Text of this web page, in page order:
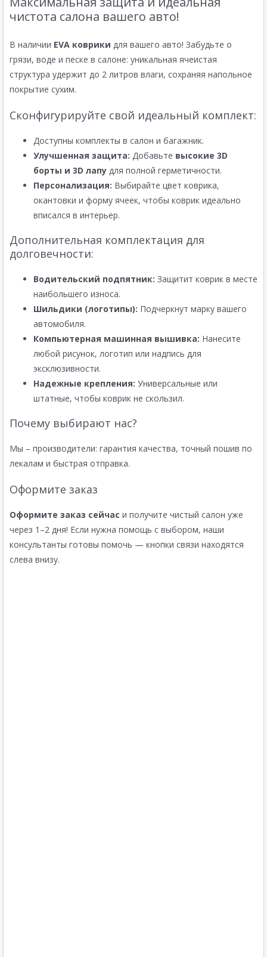
чистота салона вашего авто!
В наличии EVA коврики для вашего авто! Забудьте о
грязи, воде и песке в салоне: уникальная ячеистая
структура удержит до 2 литров влаги, сохраняя напольное
покрытие сухим.
Сконфигурируйте свой идеальный комплект:
Доступны комплекты в салон и багажник.
Улучшенная защита: Добавьте высокие 3D
борты и 3D лапу для полной герметичности.
Персонализация: Выбирайте цвет коврика,
окантовки и форму ячеек, чтобы коврик идеально
вписался в интерьер.
Дополнительная комплектация для
долговечности:
Водительский подпятник: Защитит коврик в месте
наибольшего износа.
Шильдики (логотипы): Подчеркнут марку вашего
автомобиля.
Компьютерная машинная вышивка: Нанесите
любой рисунок, логотип или надпись для
эксклюзивности.
Надежные крепления: Универсальные или
штатные, чтобы коврик не скользил.
Почему выбирают нас?
Мы – производители: гарантия качества, точный пошив по
лекалам и быстрая отправка.
Оформите заказ
Оформите заказ сейчас и получите чистый салон уже
через 1–2 дня! Если нужна помощь с выбором, наши
консультанты готовы помочь — кнопки связи находятся
слева внизу.